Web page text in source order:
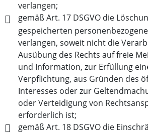
verlangen;
gemäß Art. 17 DSGVO die
gespeicherten
verlangen, soweit nicht die
Ausübung des Rechts auf freie
und Information, zur Erfüllung
Verpflichtung, aus Gründen des
Interesses oder zur
oder Verteidigung von
erforderlich ist;
gemäß Art. 18 DSGVO die